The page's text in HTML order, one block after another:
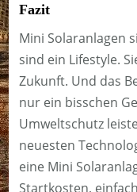
Fazit
Mini Solaranlagen
sind ein Lifestyle.
Zukunft. Und das
nur ein bisschen
Umweltschutz
neuesten
eine Mini
Startkosten,